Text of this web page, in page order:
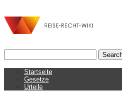
Startseite
Gesetze
Urteile